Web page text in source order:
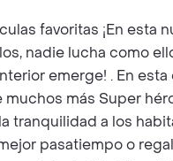
favoritas ¡En
nadie lucha como
emerge! . En
muchos más Super
a los
pasatiempo o